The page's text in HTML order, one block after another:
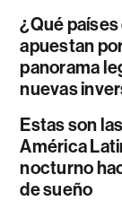
¿Qué
apuestan
panorama
nuevas
Estas son
América
nocturno
de sueño